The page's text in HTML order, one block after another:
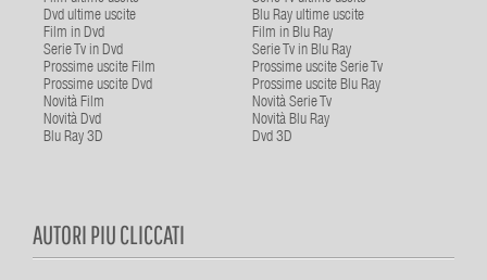
Dvd ultime uscite
Blu Ray ultime uscite
Film in Dvd
Film in Blu Ray
Serie Tv in Dvd
Serie Tv in Blu Ray
Prossime uscite Film
Prossime uscite Serie Tv
Prossime uscite Dvd
Prossime uscite Blu Ray
Novità Film
Novità Serie Tv
Novità Dvd
Novità Blu Ray
Blu Ray 3D
Dvd 3D
AUTORI PIU CLICCATI